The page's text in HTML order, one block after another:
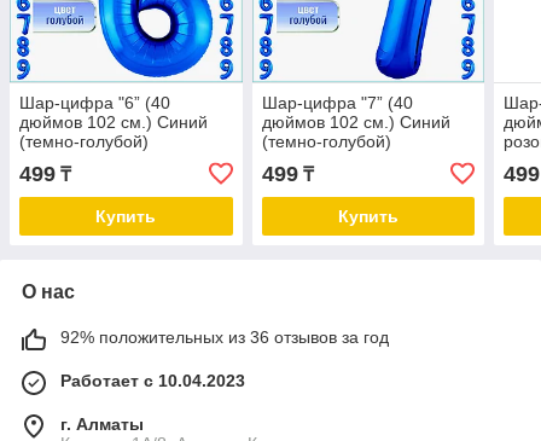
Шар-цифра "6” (40
дюймов 102 см.) Синий
(темно-голубой)
499 ₸
Купить
Шар-цифра "7” (40
дюймов 102 см.) Синий
(темно-голубой)
499₸
Купить
499
О нас
92% положительных из 36 отзывов за год
Работает с 10.04.2023
г. Алматы